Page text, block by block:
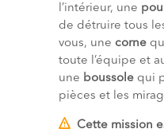
l’intérieur, une
de détruire tous
vous, une corne
toute l’équipe et
une boussole qui
pièces et les
Cette mission